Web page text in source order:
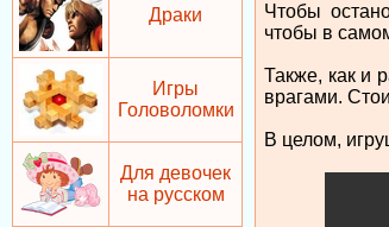
Драки
Игры
Головоломки
Для девочек
на русском
Чтобы
чтобы в
Также, как и
врагами.
В целом,